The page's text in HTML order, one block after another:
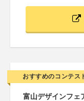
おすすめのコンテス
富山デザインフェ